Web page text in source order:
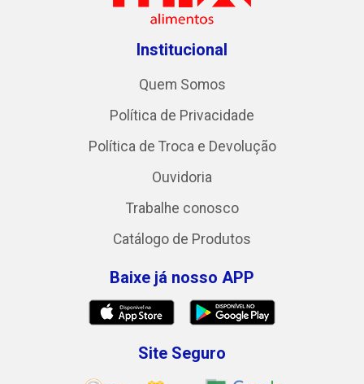
Institucional
Quem Somos
Política de Privacidade
Política de Troca e Devolução
Ouvidoria
Trabalhe conosco
Catálogo de Produtos
Baixe já nosso APP
Site Seguro